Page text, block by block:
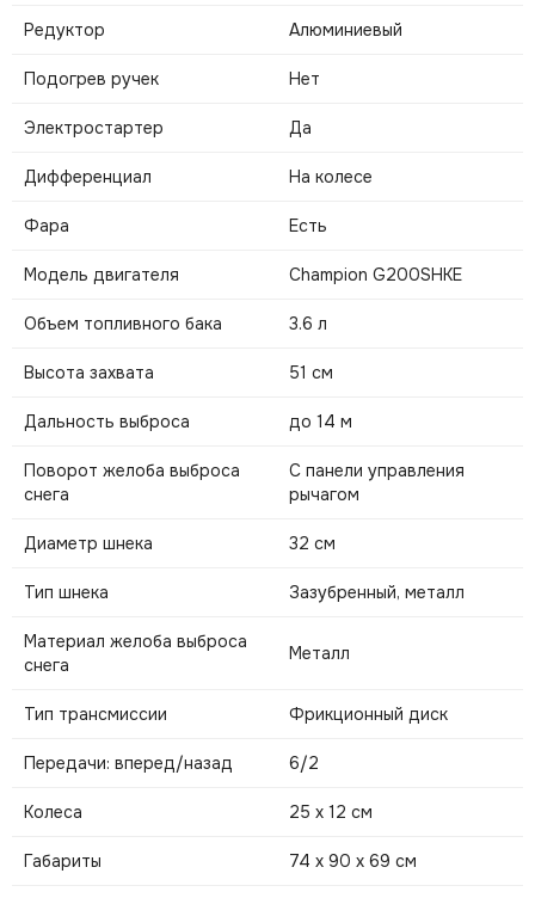
Редуктор Алюминиевый
Подогрев ручек Нет
Электростартер Да
Дифференциал На колесе
Фара Есть
Модель двигателя Champion G200SHKE
Объем топливного бака 3.6 л
Высота захвата 51 см
Дальность выброса до 14 м
Поворот желоба выброса
снега
С панели управления
рычагом
Диаметр шнека 32 см
Тип шнека Зазубренный, металл
Материал желоба выброса
снега
Металл
Тип трансмиссии Фрикционный диск
Передачи: вперед/назад 6/2
Колеса 25 х 12 см
Габариты 74 х 90 х 69 см